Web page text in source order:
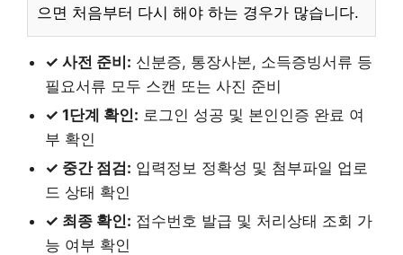
으면 처음부터 다시 해야 하는 경우가 많습니다.
✓ 사전 준비: 신분증, 통장사본, 소득증빙서류 등
필요서류 모두 스캔 또는 사진 준비
✓ 1단계 확인: 로그인 성공 및 본인인증 완료 여
부 확인
✓ 중간 점검: 입력정보 정확성 및 첨부파일 업로
드 상태 확인
✓ 최종 확인: 접수번호 발급 및 처리상태 조회 가
능 여부 확인